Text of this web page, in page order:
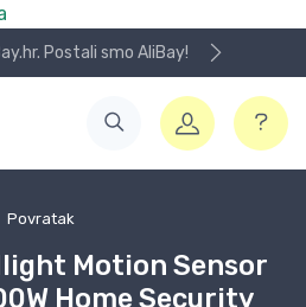
Postali smo AliBay!
Povratak
Motion Sensor
Home Security